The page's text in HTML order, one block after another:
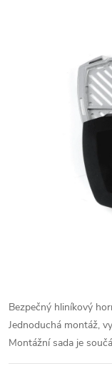
Bezpečný hliníkový
Jednoduchá montáž,
Montážní sada je